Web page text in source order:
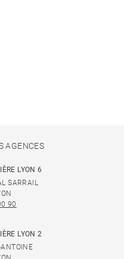
AGENCES
LYON 6
SARRAIL
90
LYON 2